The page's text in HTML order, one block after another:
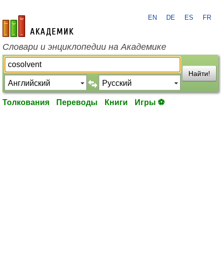
academic.ru
EN DE ES FR
Словари и энциклопедии на Академике
Найти!
Толкования Переводы Книги Игры ⚽